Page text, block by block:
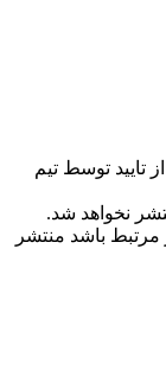
توسط تیم
نخواهد شد.
مرتبط باشد منتشر